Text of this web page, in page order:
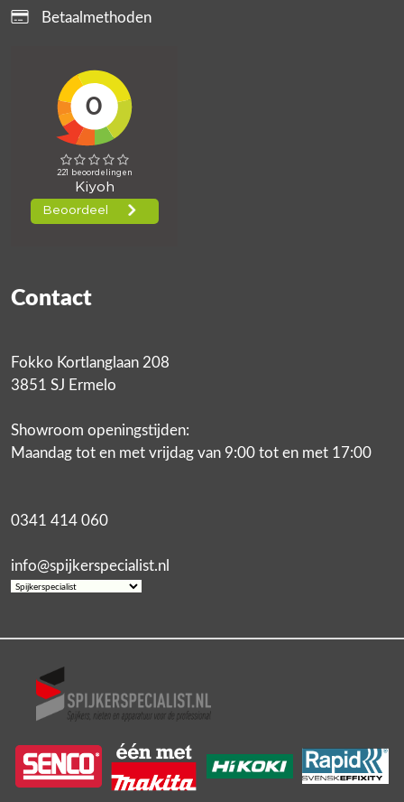
Betaalmethoden
Contact
Fokko Kortlanglaan 208
3851 SJ Ermelo
Showroom openingstijden:
Maandag tot en met vrijdag van 9:00 tot en met 17:00
0341 414 060
info@spijkerspecialist.nl